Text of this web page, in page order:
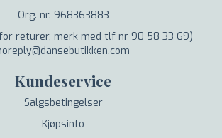
Org. nr. 968363883
returer, merk med tlf nr 90 58 33 69)
Kundeservice
Salgsbetingelser
Kjøpsinfo